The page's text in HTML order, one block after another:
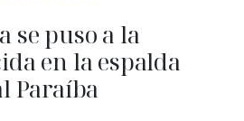
se puso a la
en la espalda
Paraíba